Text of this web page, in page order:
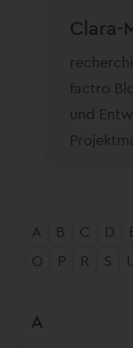
Clara-
factro
und
A B C D
O
P R S
A